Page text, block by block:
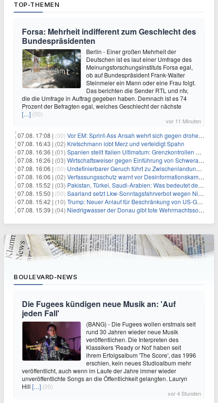
TOP-THEMEN
Forsa: Mehrheit indifferent zum Geschlecht des
Bundespräsidenten
Berlin - Einer großen Mehrheit der
Deutschen ist es laut einer Umfrage des
Meinungsforschungsinstituts Forsa egal,
ob auf Bundespräsident Frank-Walter
Steinmeier ein Mann oder eine Frau folgt.
Das berichten die Sender RTL und ntv,
die die Umfrage in Auftrag gegeben haben. Demnach ist es 74
Prozent der Befragten egal, welches Geschlecht der nächste
[…] (00)
vor 11 Minuten
07.08. 17:08 | (00) Vor EM: Sprint-Ass Ansah wehrt sich gegen drohende Sperre
07.08. 16:43 | (02) Kretschmann lobt Merz und verteidigt Spahn
07.08. 16:36 | (01) Spanien stellt Italien Ultimatum: Grenzkontrollen beenden
07.08. 16:26 | (03) Wirtschaftsweiser gegen Einführung von Schwerarbeiter-Rente
07.08. 16:06 | (00) Undefinierbarer Geruch führt zu Zwischenlandung von Flieger
07.08. 16:06 | (02) Verfassungsschutz warnt vor Desinformationskampagne gegen Merz
07.08. 15:52 | (03) Pakistan, Türkei, Saudi-Arabien: Was bedeutet der neue Pakt?
07.08. 15:50 | (00) Saarland setzt Lkw-Sonntagsfahrverbot wegen Niedrigwasser aus
07.08. 15:42 | (10) Trump: Neuer Anlauf für Beschränkung von US-Geburtsrecht
07.08. 15:39 | (04) Niedrigwasser der Donau gibt tote Wehrmachtssoldaten frei
BOULEVARD-NEWS
Die Fugees kündigen neue Musik an: 'Auf
jeden Fall'
(BANG) - Die Fugees wollen erstmals seit
rund 30 Jahren wieder neue Musik
veröffentlichen. Die Interpreten des
Klassikers 'Ready or Not' haben seit
ihrem Erfolgsalbum 'The Score', das 1996
erschien, kein neues Studioalbum mehr
veröffentlicht, auch wenn im Laufe der Jahre immer wieder
unveröffentlichte Songs an die Öffentlichkeit gelangten. Lauryn
Hill […] (00)
vor 4 Stunden